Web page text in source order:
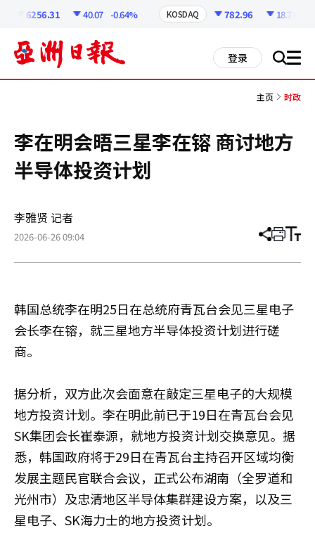
6256.31 40.07 -0.64% KOSDAQ 782.96 18.71
登录 搜 all
主页 时政
李在明会晤三星李在镕 商讨地方
半导体投资计划
李雅贤 记者
2026-06-26 09:04 分
章
打 调
小
韩国总统李在明25日在总统府青瓦台会见三星电子
会长李在镕，就三星地方半导体投资计划进行磋
商。
据分析，双方此次会面意在敲定三星电子的大规模
地方投资计划。李在明此前已于19日在青瓦台会见
SK集团会长崔泰源，就地方投资计划交换意见。据
悉，韩国政府将于29日在青瓦台主持召开区域均衡
发展主题民官联合会议，正式公布湖南（全罗道和
光州市）及忠清地区半导体集群建设方案，以及三
星电子、SK海力士的地方投资计划。